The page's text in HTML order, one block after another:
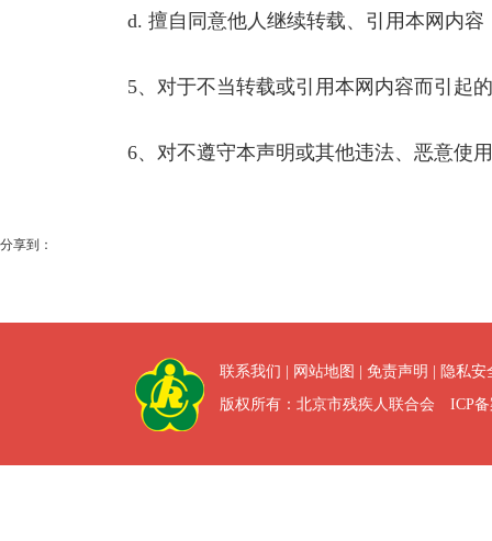
d. 擅自同意他人继续转载、引用本网内容
5、对于不当转载或引用本网内容而引起的
6、对不遵守本声明或其他违法、恶意使用
分享到：
联系我们 网站地图 免责声明
隐私
版权所有：北京市残疾人联合会 ICP